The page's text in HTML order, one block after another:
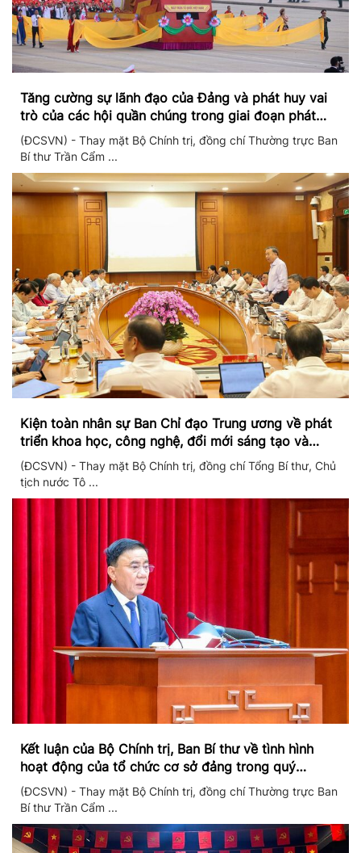
Tăng cường sự lãnh đạo của Đảng và phát huy vai
trò của các hội quần chúng trong giai đoạn phát
triển mới
(ĐCSVN) - Thay mặt Bộ Chính trị, đồng chí Thường trực Ban
Bí thư Trần Cẩm ...
Kiện toàn nhân sự Ban Chỉ đạo Trung ương về phát
triển khoa học, công nghệ, đổi mới sáng tạo và
chuyển đổi số
(ĐCSVN) - Thay mặt Bộ Chính trị, đồng chí Tổng Bí thư, Chủ
tịch nước Tô ...
Kết luận của Bộ Chính trị, Ban Bí thư về tình hình
hoạt động của tổ chức cơ sở đảng trong quý
II/2026
(ĐCSVN) - Thay mặt Bộ Chính trị, đồng chí Thường trực Ban
Bí thư Trần Cẩm ...